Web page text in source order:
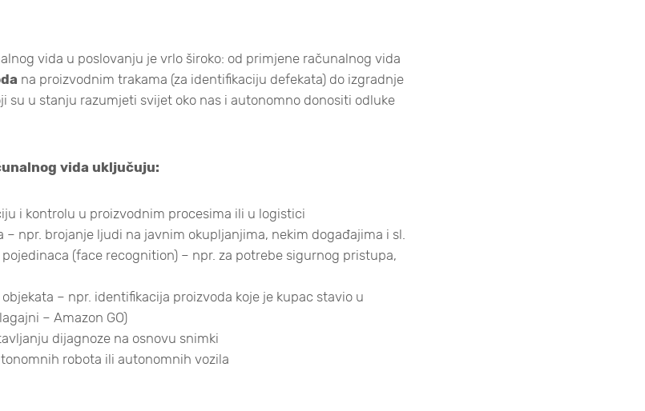
vida u poslovanju je vrlo široko: od primjene računalnog vida
na proizvodnim trakama (za identifikaciju defekata) do izgradnje
su u stanju razumjeti svijet oko nas i autonomno donositi odluke
vida uključuju:
i kontrolu u proizvodnim procesima ili u logistici
– npr. brojanje ljudi na javnim okupljanjima, nekim događajima i sl.
(face recognition) – npr. za potrebe sigurnog pristupa,
– npr. identifikacija proizvoda koje je kupac stavio u
– Amazon GO)
dijagnoze na osnovu snimki
robota ili autonomnih vozila